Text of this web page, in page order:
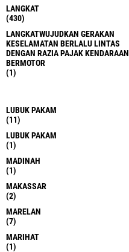
LANGKAT
(430)
LANGKATWUJUDKAN GERAKAN
KESELAMATAN BERLALU LINTAS
DENGAN RAZIA PAJAK KENDARAAN
BERMOTOR
(1)
LUBUK PAKAM
(11)
LUBUK PAKAM
(1)
MADINAH
(1)
MAKASSAR
(2)
MARELAN
(7)
MARIHAT
(1)